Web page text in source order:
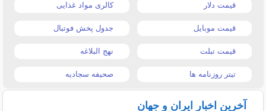
قیمت دلار کالری مواد غذایی
قیمت موبایل جدول پخش فوتبال
قیمت تبلت نهج البلاغه
تیتر روزنامه ها صحیفه سجادیه
آخرین اخبار ایران و جهان